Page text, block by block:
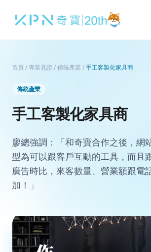
首頁 / 專業見證 / 傳統產業 / 手工客製化家具商
傳統產業
手工客製化家具商
廖總強調：「和奇寶合作之後，網
型為可以跟客戶互動的工具，而且
廣告時比，來客數量、營業額跟電
加！」